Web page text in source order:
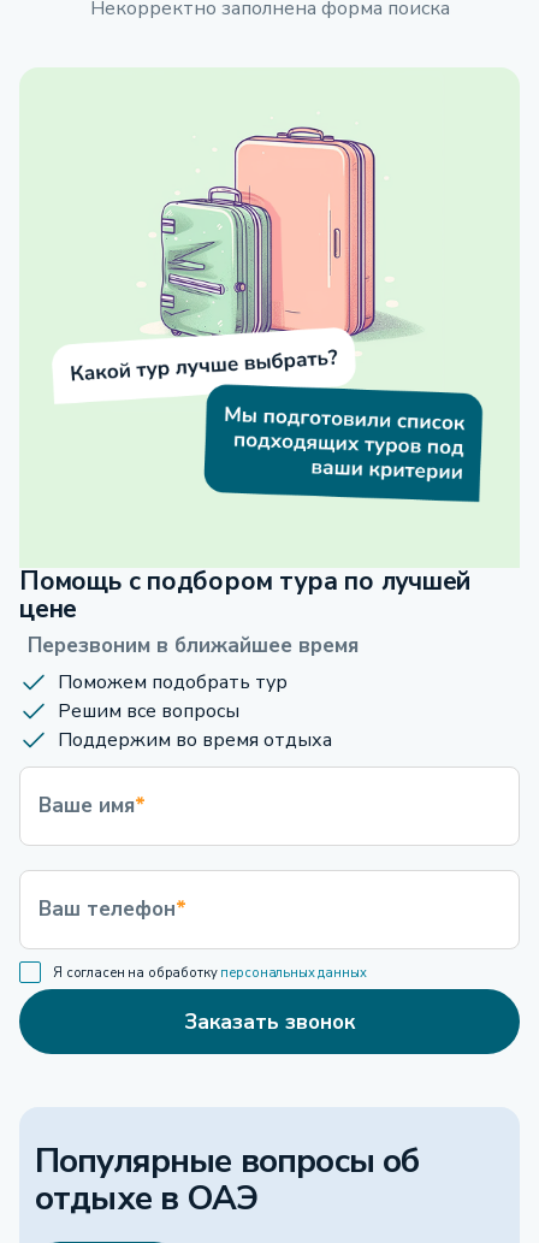
Некорректно заполнена форма поиска
Помощь с подбором тура по лучшей
цене
Перезвоним в ближайшее время
Поможем подобрать тур
Решим все вопросы
Поддержим во время отдыха
Ваше имя*
Ваш телефон*
Я согласен на обработку персональных данных
Заказать звонок
Популярные вопросы об
отдыхе в ОАЭ